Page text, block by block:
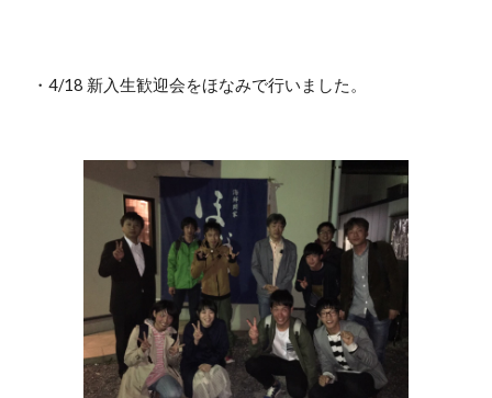
・4/18 新入生歓迎会をほなみで行いました。